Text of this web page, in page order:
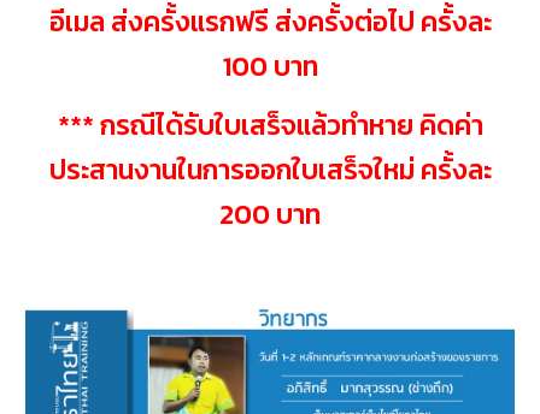
อีเมล ส่งครั้งแรกฟรี ส่งครั้งต่อไป ครั้งละ
100 บาท
*** กรณีได้รับใบเสร็จแล้วทำหาย คิดค่า
ประสานงานในการออกใบเสร็จใหม่ ครั้งละ
200 บาท